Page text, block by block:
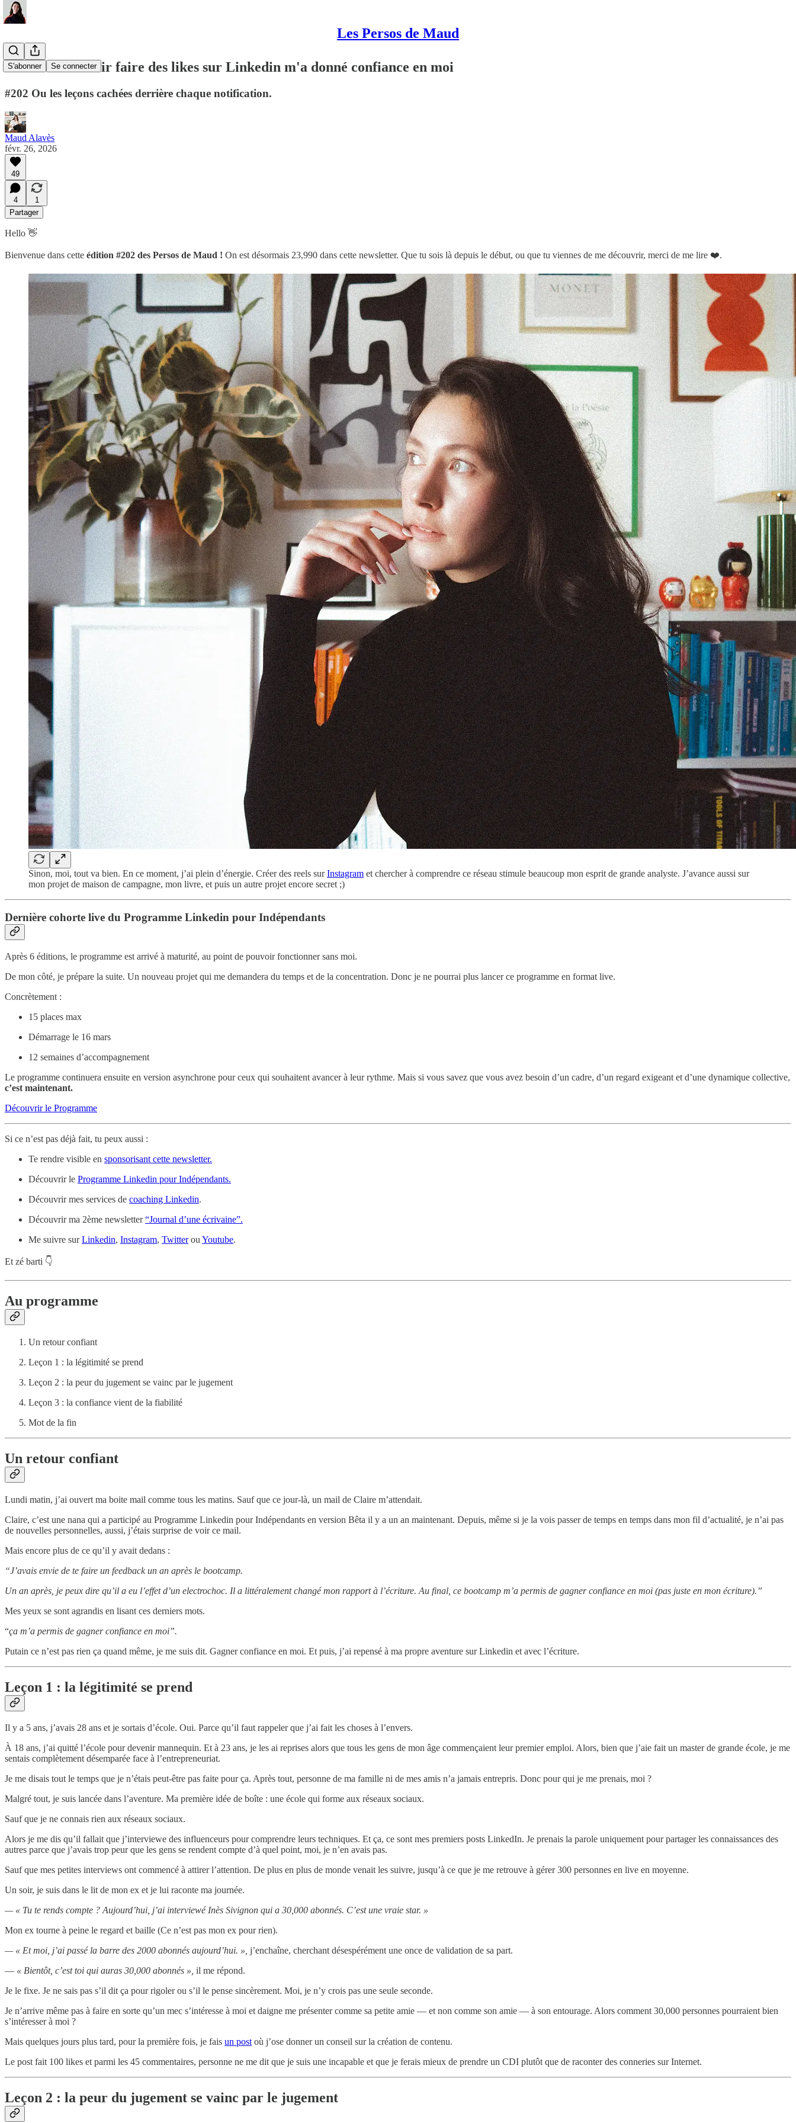
Les Persos de Maud
S'abonner Se connecter
Comment vouloir faire des likes sur Linkedin m'a donné confiance en moi
#202 Ou les leçons cachées derrière chaque notification.
Maud Alavès
févr. 26, 2026
49
4
1
Partager
Hello 👋
Bienvenue dans cette édition #202 des Persos de Maud ! On est désormais 23,990 dans cette newsletter. Que tu sois là depuis le début, ou que tu viennes de me découvrir, merci de me lire ❤️.
Sinon, moi, tout va bien. En ce moment, j’ai plein d’énergie. Créer des reels surInstagram et chercher à comprendre ce réseau stimule beaucoup mon esprit de grande analyste. J’avance aussi sur
mon projet de maison de campagne, mon livre, et puis un autre projet encore secret ;)
Dernière cohorte live du Programme Linkedin pour Indépendants
Après 6 éditions, le programme est arrivé à maturité, au point de pouvoir fonctionner sans moi.
De mon côté, je prépare la suite. Un nouveau projet qui me demandera du temps et de la concentration. Donc je ne pourrai plus lancer ce programme en format live.
Concrètement :
15 places max
Démarrage le 16 mars
12 semaines d’accompagnement
Le programme continuera ensuite en version asynchrone pour ceux qui souhaitent avancer à leur rythme. Mais si vous savez que vous avez besoin d’un cadre, d’un regard exigeant et d’une dynamique collective,
c’est maintenant.
Découvrir le Programme
Si ce n’est pas déjà fait, tu peux aussi :
Te rendre visible en sponsorisant cette newsletter.
Découvrir le Programme Linkedin pour Indépendants.
Découvrir mes services de coaching Linkedin.
Découvrir ma 2ème newsletter“Journal d’une écrivaine”.
Me suivre surLinkedin, Instagram, Twitterou Youtube.
Et zé barti 👇
Au programme
Un retour confiant
Leçon 1 : la légitimité se prend
Leçon 2 : la peur du jugement se vainc par le jugement
Leçon 3 : la confiance vient de la fiabilité
Mot de la fin
Un retour confiant
Lundi matin, j’ai ouvert ma boite mail comme tous les matins. Sauf que ce jour-là, un mail de Claire m’attendait.
Claire, c’est une nana qui a participé au Programme Linkedin pour Indépendants en version Bêta il y a un an maintenant. Depuis, même si je la vois passer de temps en temps dans mon fil d’actualité, je n’ai pas
de nouvelles personnelles, aussi, j’étais surprise de voir ce mail.
Mais encore plus de ce qu’il y avait dedans :
“J’avais envie de te faire un feedback un an après le bootcamp.
Un an après, je peux dire qu’il a eu l’effet d’un electrochoc. Il a littéralement changé mon rapport à l’écriture. Au final, ce bootcamp m’a permis de gagner confiance en moi (pas juste en mon écriture).”
Mes yeux se sont agrandis en lisant ces derniers mots.
“ça m’a permis de gagner confiance en moi”.
Putain ce n’est pas rien ça quand même, je me suis dit. Gagner confiance en moi. Et puis, j’ai repensé à ma propre aventure sur Linkedin et avec l’écriture.
Leçon 1 : la légitimité se prend
Il y a 5 ans, j’avais 28 ans et je sortais d’école. Oui. Parce qu’il faut rappeler que j’ai fait les choses à l’envers.
À 18 ans, j’ai quitté l’école pour devenir mannequin. Et à 23 ans, je les ai reprises alors que tous les gens de mon âge commençaient leur premier emploi. Alors, bien que j’aie fait un master de grande école, je me
sentais complètement désemparée face à l’entrepreneuriat.
Je me disais tout le temps que je n’étais peut-être pas faite pour ça. Après tout, personne de ma famille ni de mes amis n’a jamais entrepris. Donc pour qui je me prenais, moi ?
Malgré tout, je suis lancée dans l’aventure. Ma première idée de boîte : une école qui forme aux réseaux sociaux.
Sauf que je ne connais rien aux réseaux sociaux.
Alors je me dis qu’il fallait que j’interviewe des influenceurs pour comprendre leurs techniques. Et ça, ce sont mes premiers posts LinkedIn. Je prenais la parole uniquement pour partager les connaissances des
autres parce que j’avais trop peur que les gens se rendent compte d’à quel point, moi, je n’en avais pas.
Sauf que mes petites interviews ont commencé à attirer l’attention. De plus en plus de monde venait les suivre, jusqu’à ce que je me retrouve à gérer 300 personnes en live en moyenne.
Un soir, je suis dans le lit de mon ex et je lui raconte ma journée.
— « Tu te rends compte ? Aujourd’hui, j’ai interviewé Inès Sivignon qui a 30,000 abonnés. C’est une vraie star. »
Mon ex tourne à peine le regard et baille (Ce n’est pas mon ex pour rien).
— « Et moi, j’ai passé la barre des 2000 abonnés aujourd’hui. », j’enchaîne, cherchant désespérément une once de validation de sa part.
— « Bientôt, c’est toi qui auras 30,000 abonnés », il me répond.
Je le fixe. Je ne sais pas s’il dit ça pour rigoler ou s’il le pense sincèrement. Moi, je n’y crois pas une seule seconde.
Je n’arrive même pas à faire en sorte qu’un mec s’intéresse à moi et daigne me présenter comme sa petite amie — et non comme son amie — à son entourage. Alors comment 30,000 personnes pourraient bien
s’intéresser à moi ?
Mais quelques jours plus tard, pour la première fois, je fais un postoù j’ose donner un conseil sur la création de contenu.
Le post fait 100 likes et parmi les 45 commentaires, personne ne me dit que je suis une incapable et que je ferais mieux de prendre un CDI plutôt que de raconter des conneries sur Internet.
Leçon 2 : la peur du jugement se vainc par le jugement